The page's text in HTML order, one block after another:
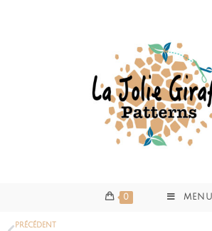
0 MENU
PRÉCÉDENT